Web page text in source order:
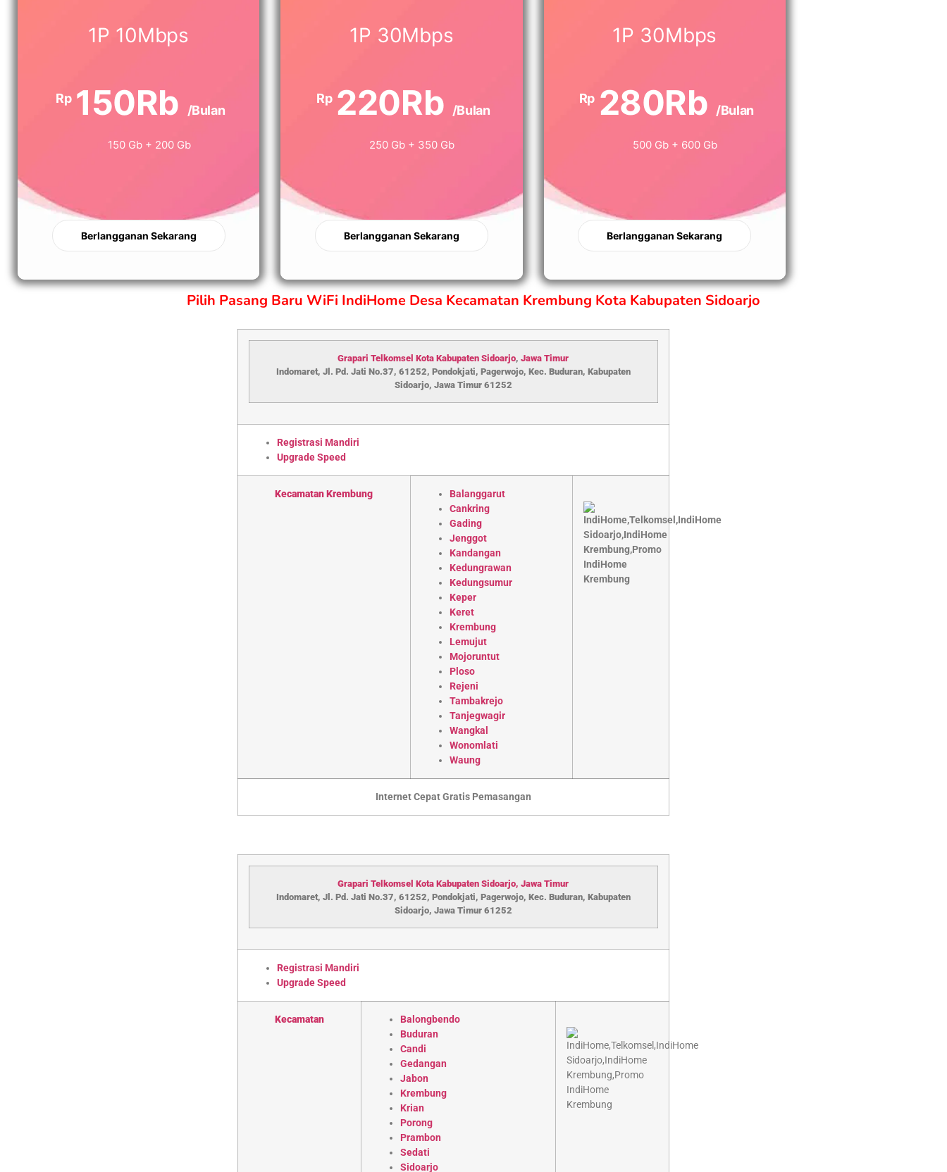
1P 10Mbps
Rp 150Rb /Bulan
150 Gb + 200 Gb
Berlangganan Sekarang
1P 30Mbps
Rp 220Rb /Bulan
250 Gb + 350 Gb
Berlangganan Sekarang
1P 30Mbps
Rp 280Rb /Bulan
500 Gb + 600 Gb
Berlangganan Sekarang
Pilih Pasang Baru WiFi IndiHome Desa Kecamatan Krembung Kota Kabupaten Sidoarjo
Grapari Telkomsel Kota Kabupaten Sidoarjo, Jawa Timur
Indomaret, Jl. Pd. Jati No.37, 61252, Pondokjati, Pagerwojo, Kec. Buduran, Kabupaten
Sidoarjo, Jawa Timur 61252
Registrasi Mandiri
Upgrade Speed
Kecamatan Krembung
Balanggarut
Cankring
Gading
Jenggot
Kandangan
Kedungrawan
Kedungsumur
Keper
Keret
Krembung
Lemujut
Mojoruntut
Ploso
Rejeni
Tambakrejo
Tanjegwagir
Wangkal
Wonomlati
Waung
Internet Cepat Gratis Pemasangan
Grapari Telkomsel Kota Kabupaten Sidoarjo, Jawa Timur
Indomaret, Jl. Pd. Jati No.37, 61252, Pondokjati, Pagerwojo, Kec. Buduran, Kabupaten
Sidoarjo, Jawa Timur 61252
Registrasi Mandiri
Upgrade Speed
Kecamatan
Balongbendo
Buduran
Candi
Gedangan
Jabon
Krembung
Krian
Porong
Prambon
Sedati
Sidoarjo